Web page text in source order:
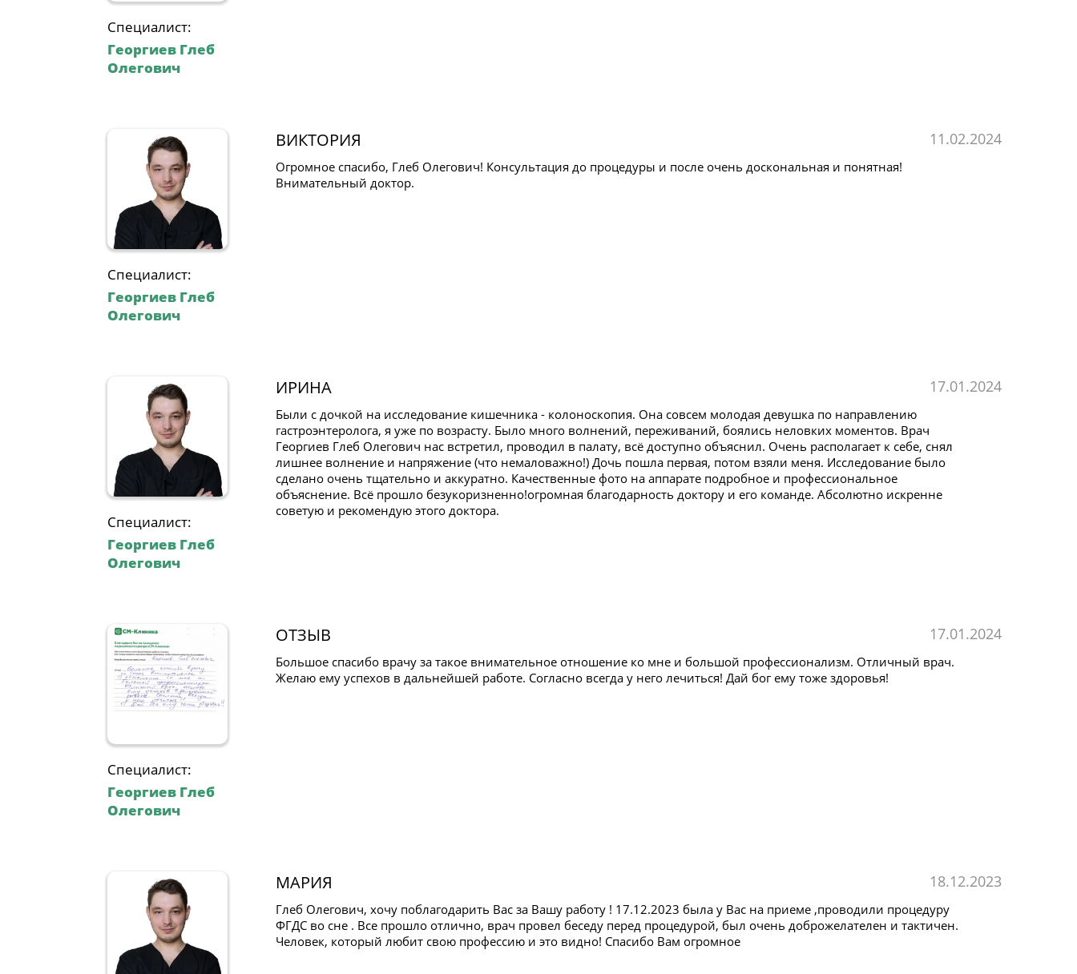
Специалист:
Георгиев Глеб
Олегович
Специалист:
Георгиев Глеб
Олегович
ВИКТОРИЯ 11.02.2024
Огромное спасибо, Глеб Олегович! Консультация до процедуры и после очень доскональная и понятная!
Внимательный доктор.
Специалист:
Георгиев Глеб
Олегович
ИРИНА 17.01.2024
Были с дочкой на исследование кишечника - колоноскопия. Она совсем молодая девушка по направлению
гастроэнтеролога, я уже по возрасту. Было много волнений, переживаний, боялись неловких моментов. Врач
Георгиев Глеб Олегович нас встретил, проводил в палату, всё доступно объяснил. Очень располагает к себе, снял
лишнее волнение и напряжение (что немаловажно!) Дочь пошла первая, потом взяли меня. Исследование было
сделано очень тщательно и аккуратно. Качественные фото на аппарате подробное и профессиональное
объяснение. Всё прошло безукоризненно!огромная благодарность доктору и его команде. Абсолютно искренне
советую и рекомендую этого доктора.
Специалист:
Георгиев Глеб
Олегович
ОТЗЫВ 17.01.2024
Большое спасибо врачу за такое внимательное отношение ко мне и большой профессионализм. Отличный врач.
Желаю ему успехов в дальнейшей работе. Согласно всегда у него лечиться! Дай бог ему тоже здоровья!
МАРИЯ 18.12.2023
Глеб Олегович, хочу поблагодарить Вас за Вашу работу ! 17.12.2023 была у Вас на приеме ,проводили процедуру
ФГДС во сне . Все прошло отлично, врач провел беседу перед процедурой, был очень доброжелателен и тактичен.
Человек, который любит свою профессию и это видно! Спасибо Вам огромное